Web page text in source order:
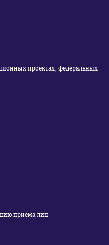
проектах, федеральных
приема лиц